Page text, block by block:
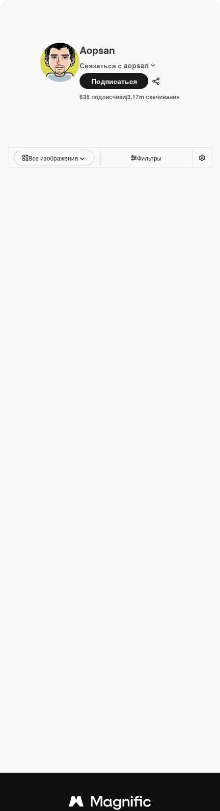
Aopsan
Связаться с aopsan
Подписаться
Поделиться
636 подписчики|3.17m скачивания
Все изображения Фильтры